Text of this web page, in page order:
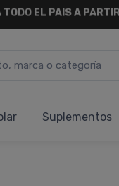
SIN INTERÉSY 18
Suplementos